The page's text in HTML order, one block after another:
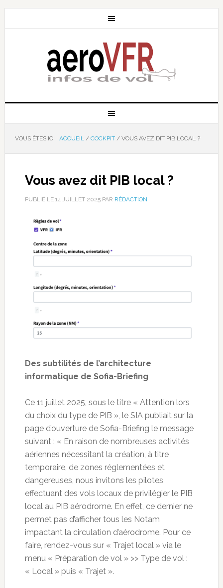
VOUS ÊTES ICI : ACCUEIL / COCKPIT /VOUS AVEZ DIT PIB LOCAL ?
Vous avez dit PIB local ?
PUBLIÉ LE 14 JUILLET 2025PAR RÉDACTION
Des subtilités de l’architecture
informatique de Sofia-Briefing
Ce 11 juillet 2025, sous le titre « Attention lors
du choix du type de PIB », le SIA publiait sur la
page d’ouverture de Sofia-Briefing le message
suivant : « En raison de nombreuses activités
aériennes nécessitant la création, à titre
temporaire, de zones réglementées et
dangereuses, nous invitons les pilotes
effectuant des vols locaux de privilégier le PIB
local au PIB aérodrome. En effet, ce dernier ne
permet pas d’afficher tous les Notam
impactant la circulation d’aérodrome. Pour ce
faire, rendez-vous sur « Trajet local » via le
menu « Préparation de vol » >> Type de vol :
« Local » puis « Trajet ».